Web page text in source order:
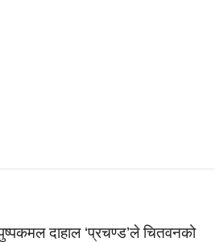
दाहाल ‘प्रचण्ड’ले चितवनको